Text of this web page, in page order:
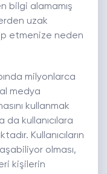
bilgi alamamış
uzak
etmenize neden
milyonlarca
medya
kullanmak
da kullanıcılara
Kullanıcıların
olması,
kişilerin